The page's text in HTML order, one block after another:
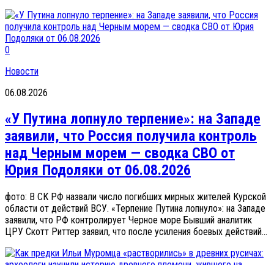
0
Новости
06.08.2026
«У Путина лопнуло терпение»: на Западе
заявили, что Россия получила контроль
над Черным морем — сводка СВО от
Юрия Подоляки от 06.08.2026
фото: В СК РФ назвали число погибших мирных жителей Курской
области от действий ВСУ. «Терпение Путина лопнуло»: на Западе
заявили, что РФ контролирует Черное море Бывший аналитик
ЦРУ Скотт Риттер заявил, что после усиления боевых действий...